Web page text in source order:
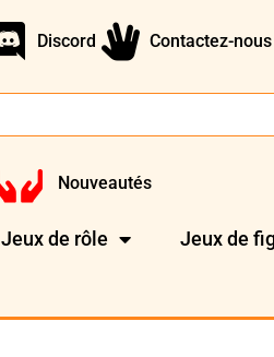
Discord Contactez-nous
Nouveautés
Jeux de rôle Jeux de